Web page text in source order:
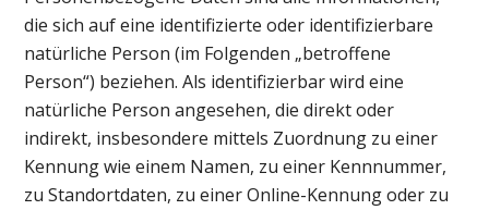
die sich auf eine identifizierte oder identifizierbare
natürliche Person (im Folgenden „betroffene
Person“) beziehen. Als identifizierbar wird eine
natürliche Person angesehen, die direkt oder
indirekt, insbesondere mittels Zuordnung zu einer
Kennung wie einem Namen, zu einer Kennnummer,
zu Standortdaten, zu einer Online-Kennung oder zu